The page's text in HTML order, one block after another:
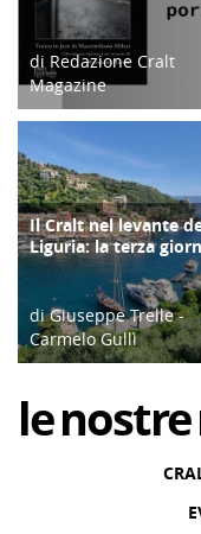
di Redazione Cralt
Magazine
24/11/23
COPERTINA
Il Cralt nel levante
Liguria: la terza
di Giuseppe Trelle -
Carmelo Gullì
lenostre